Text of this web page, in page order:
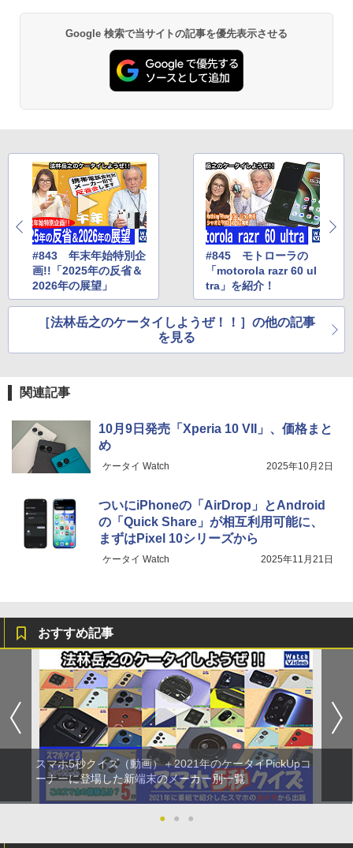
Google 検索で当サイトの記事を優先表示させる
#843 年末年始特別企
画!!「2025年の反省＆
2026年の展望」
#845 モトローラの
「motorola razr 60 ul
tra」を紹介！
［法林岳之のケータイしようぜ！！］の他の記事
を見る
関連記事
10月9日発売「Xperia 10 VII」、価格まと
め
ケータイ Watch 2025年10月2日
ついにiPhoneの「AirDrop」とAndroid
の「Quick Share」が相互利用可能に、
まずはPixel 10シリーズから
ケータイ Watch 2025年11月21日
おすすめ記事
スマホ5秒クイズ（動画）＋2021年のケータイPickUpコ
ーナーに登場した新端末のメーカー別一覧
● ● ●